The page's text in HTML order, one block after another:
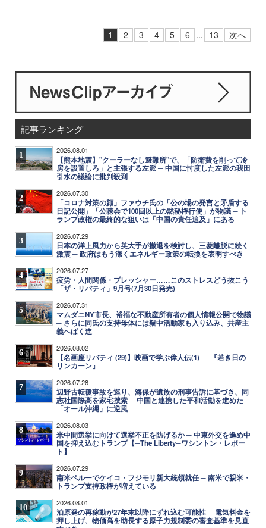
1 2 3 4 5 6 ... 13 次へ
記事ランキング
1 2026.08.01
【熊本地震】"クーラーなし避難所"で、「防衛費を削って冷
房を設置しろ」と主張する左派 ─ 中国に忖度した左派の我田
引水の議論に批判殺到
2 2026.07.30
「コロナ対策の顔」ファウチ氏の「公の場の発言と矛盾する
日記公開」「公聴会で100回以上の黙秘権行使」が物議 ─ ト
ランプ政権の最終的な狙いは「中国の責任追及」にある
3 2026.07.29
日本の洋上風力から英大手が撤退を検討し、三菱離脱に続く
激震 ─ 政府はもう潔くエネルギー政策の転換を表明すべき
4 2026.07.27
疲労・人間関係・プレッシャー……このストレスどう抜こう
「ザ・リバティ」9月号(7月30日発売)
5 2026.07.31
マムダニNY市長、裕福な不動産所有者の個人情報公開で物議
─ さらに同氏の支持母体には親中活動家も入り込み、共産主
義へばく進
6 2026.08.02
【名画座リバティ (29)】映画で学ぶ偉人伝(1)──『若き日の
リンカーン』
7 2026.07.28
辺野古転覆事故を巡り、海保が遺族の刑事告訴に基づき、同
志社国際高を家宅捜索 ─ 中国と連携した平和活動を進めた
「オール沖縄」に逆風
8 2026.08.03
米中間選挙に向けて選挙不正を防げるか ─ 中東外交を進め中
国を抑え込むトランプ【─The Liberty─ワシントン・レポー
ト】
9 2026.07.29
南米ペルーでケイコ・フジモリ新大統領就任 ─ 南米で親米・
トランプ支持政権が増えている
10 2026.08.01
泊原発の再稼動が27年末以降にずれ込む可能性 ─ 電気料金を
押し上げ、物価高を助長する原子力規制委の審査基準を見直